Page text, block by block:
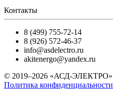
Контакты
8 (499) 755-72-14
8 (926) 572-46-37
info@asdelectro.ru
akitenergo@yandex.ru
© 2019–2026 «АСД-ЭЛЕКТРО»
Политика конфиденциальности